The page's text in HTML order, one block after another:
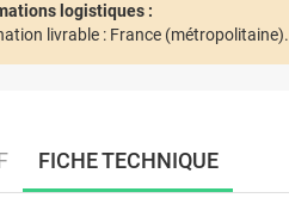
logistiques :
livrable : France (métropolitaine).
FICHE TECHNIQUE